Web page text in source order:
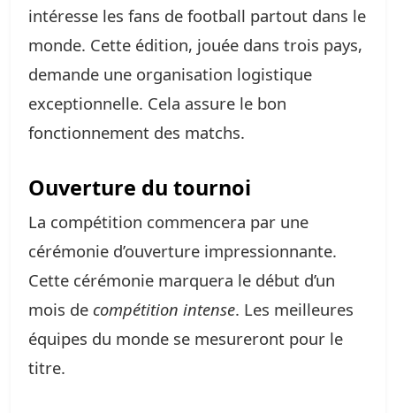
intéresse les fans de football partout dans le
monde. Cette édition, jouée dans trois pays,
demande une organisation logistique
exceptionnelle. Cela assure le bon
fonctionnement des matchs.
Ouverture du tournoi
La compétition commencera par une
cérémonie d’ouverture impressionnante.
Cette cérémonie marquera le début d’un
mois de compétition intense. Les meilleures
équipes du monde se mesureront pour le
titre.